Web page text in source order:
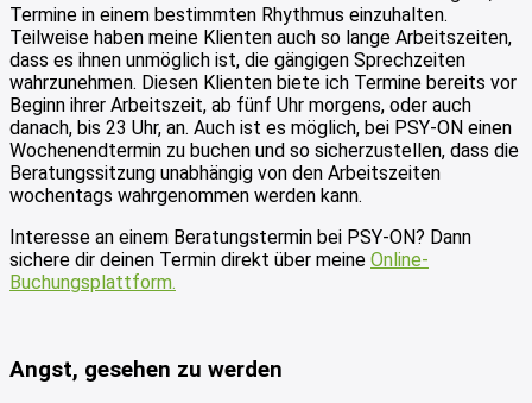
Termine in einem bestimmten Rhythmus einzuhalten.
Teilweise haben meine Klienten auch so lange Arbeitszeiten,
dass es ihnen unmöglich ist, die gängigen Sprechzeiten
wahrzunehmen. Diesen Klienten biete ich Termine bereits vor
Beginn ihrer Arbeitszeit, ab fünf Uhr morgens, oder auch
danach, bis 23 Uhr, an. Auch ist es möglich, bei PSY-ON einen
Wochenendtermin zu buchen und so sicherzustellen, dass die
Beratungssitzung unabhängig von den Arbeitszeiten
wochentags wahrgenommen werden kann.
Interesse an einem Beratungstermin bei PSY-ON? Dann
sichere dir deinen Termin direkt über meine Online-
Buchungsplattform.
Angst, gesehen zu werden